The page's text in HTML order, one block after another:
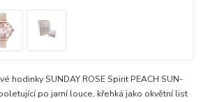
hodinky SUNDAY ROSE Spirit PEACH SUN-
po jarní louce, křehká jako okvětní list